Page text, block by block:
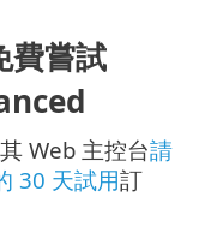
費嘗試
Web 主控台請
30 天試用訂